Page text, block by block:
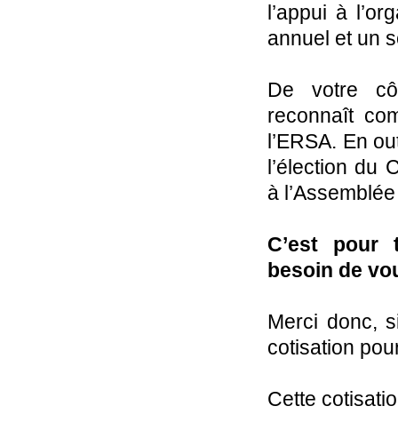
l’appui à
annuel et un
De votre
reconnaît
l’ERSA. En
l’élection du
à
C’est pour
besoin de
Merci donc,
cotisation
Cette